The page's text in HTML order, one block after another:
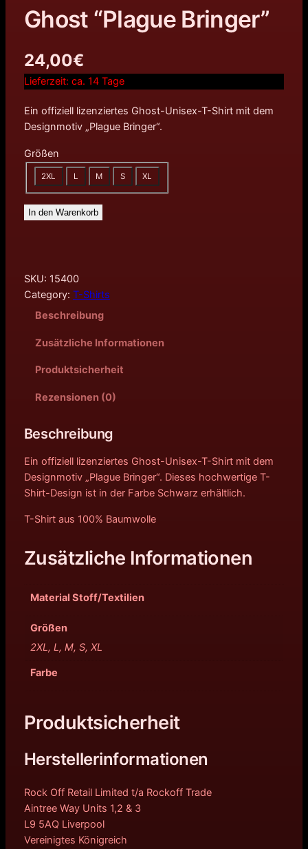
Ghost “Plague Bringer”
24,00€
Lieferzeit: ca. 14 Tage
Ein offiziell lizenziertes Ghost-Unisex-T-Shirt mit dem
Designmotiv „Plague Bringer“.
Größen
2XL L M S XL
In den Warenkorb
SKU: 15400
Category: T-Shirts
Beschreibung
Zusätzliche Informationen
Produktsicherheit
Rezensionen (0)
Beschreibung
Ein offiziell lizenziertes Ghost-Unisex-T-Shirt mit dem
Designmotiv „Plague Bringer“. Dieses hochwertige T-
Shirt-Design ist in der Farbe Schwarz erhältlich.
T-Shirt aus 100% Baumwolle
Zusätzliche Informationen
Material Stoff/Textilien
Größen
2XL, L, M, S, XL
Farbe
Produktsicherheit
Herstellerinformationen
Rock Off Retail Limited t/a Rockoff Trade
Aintree Way Units 1,2 & 3
L9 5AQ Liverpool
Vereinigtes Königreich